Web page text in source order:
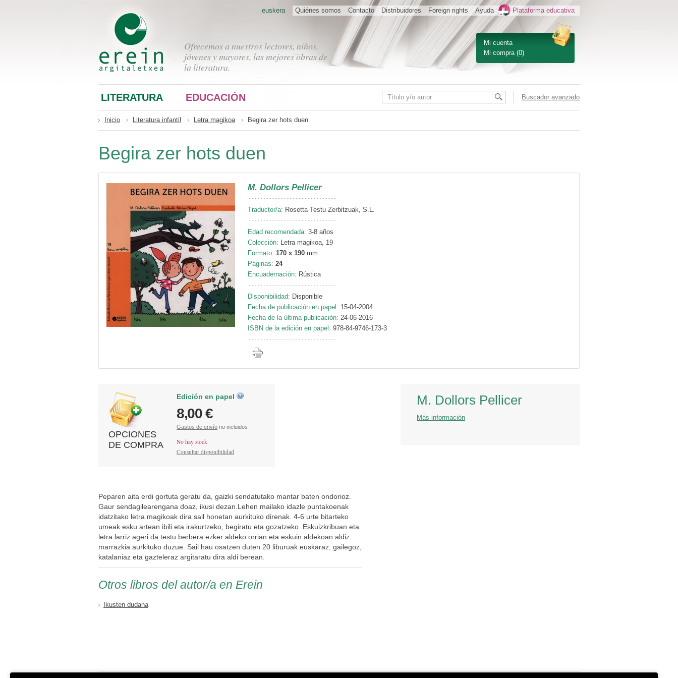
Mi cuenta
Mi compra (0)
Ofrecemos a nuestros lectores, niños,
jóvenes y mayores, las mejores obras de
la literatura.
Quiénes somos Contacto Distribuidores Foreign rights Ayuda Plataforma educativa
euskera
LITERATURA EDUCACIÓN Buscador avanzado
Inicio Literatura infantil Letra magikoa Begira zer hots duen
Begira zer hots duen
M. Dollors Pellicer
Traductor/a: Rosetta Testu Zerbitzuak, S.L.
Edad recomendada: 3-8 años
Colección: Letra magikoa, 19
Formato: 170 x 190 mm
Páginas: 24
Encuadernación: Rústica
Disponibilidad: Disponible
Fecha de publicación en papel: 15-04-2004
Fecha de la última publicación: 24-06-2016
ISBN de la edición en papel: 978-84-9746-173-3
OPCIONES
DE COMPRA
Edición en papel
8,00 €
Gastos de envío no incluidos
No hay stock
Consultar disponibilidad
Peparen aita erdi gortuta geratu da, gaizki sendatutako mantar baten ondorioz.
Gaur sendagilearengana doaz, ikusi dezan.Lehen mailako idazle puntakoenak
idatzitako letra magikoak dira sail honetan aurkituko direnak. 4-6 urte bitarteko
umeak esku artean ibili eta irakurtzeko, begiratu eta gozatzeko. Eskuizkribuan eta
letra larriz ageri da testu berbera ezker aldeko orrian eta eskuin aldekoan aldiz
marrazkia aurkituko duzue. Sail hau osatzen duten 20 liburuak euskaraz, gailegoz,
katalaniaz eta gazteleraz argitaratu dira aldi berean.
Otros libros del autor/a en Erein
Ikusten dudana
M. Dollors Pellicer
Más información